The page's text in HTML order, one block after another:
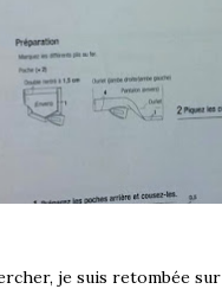
je suis retombée sur